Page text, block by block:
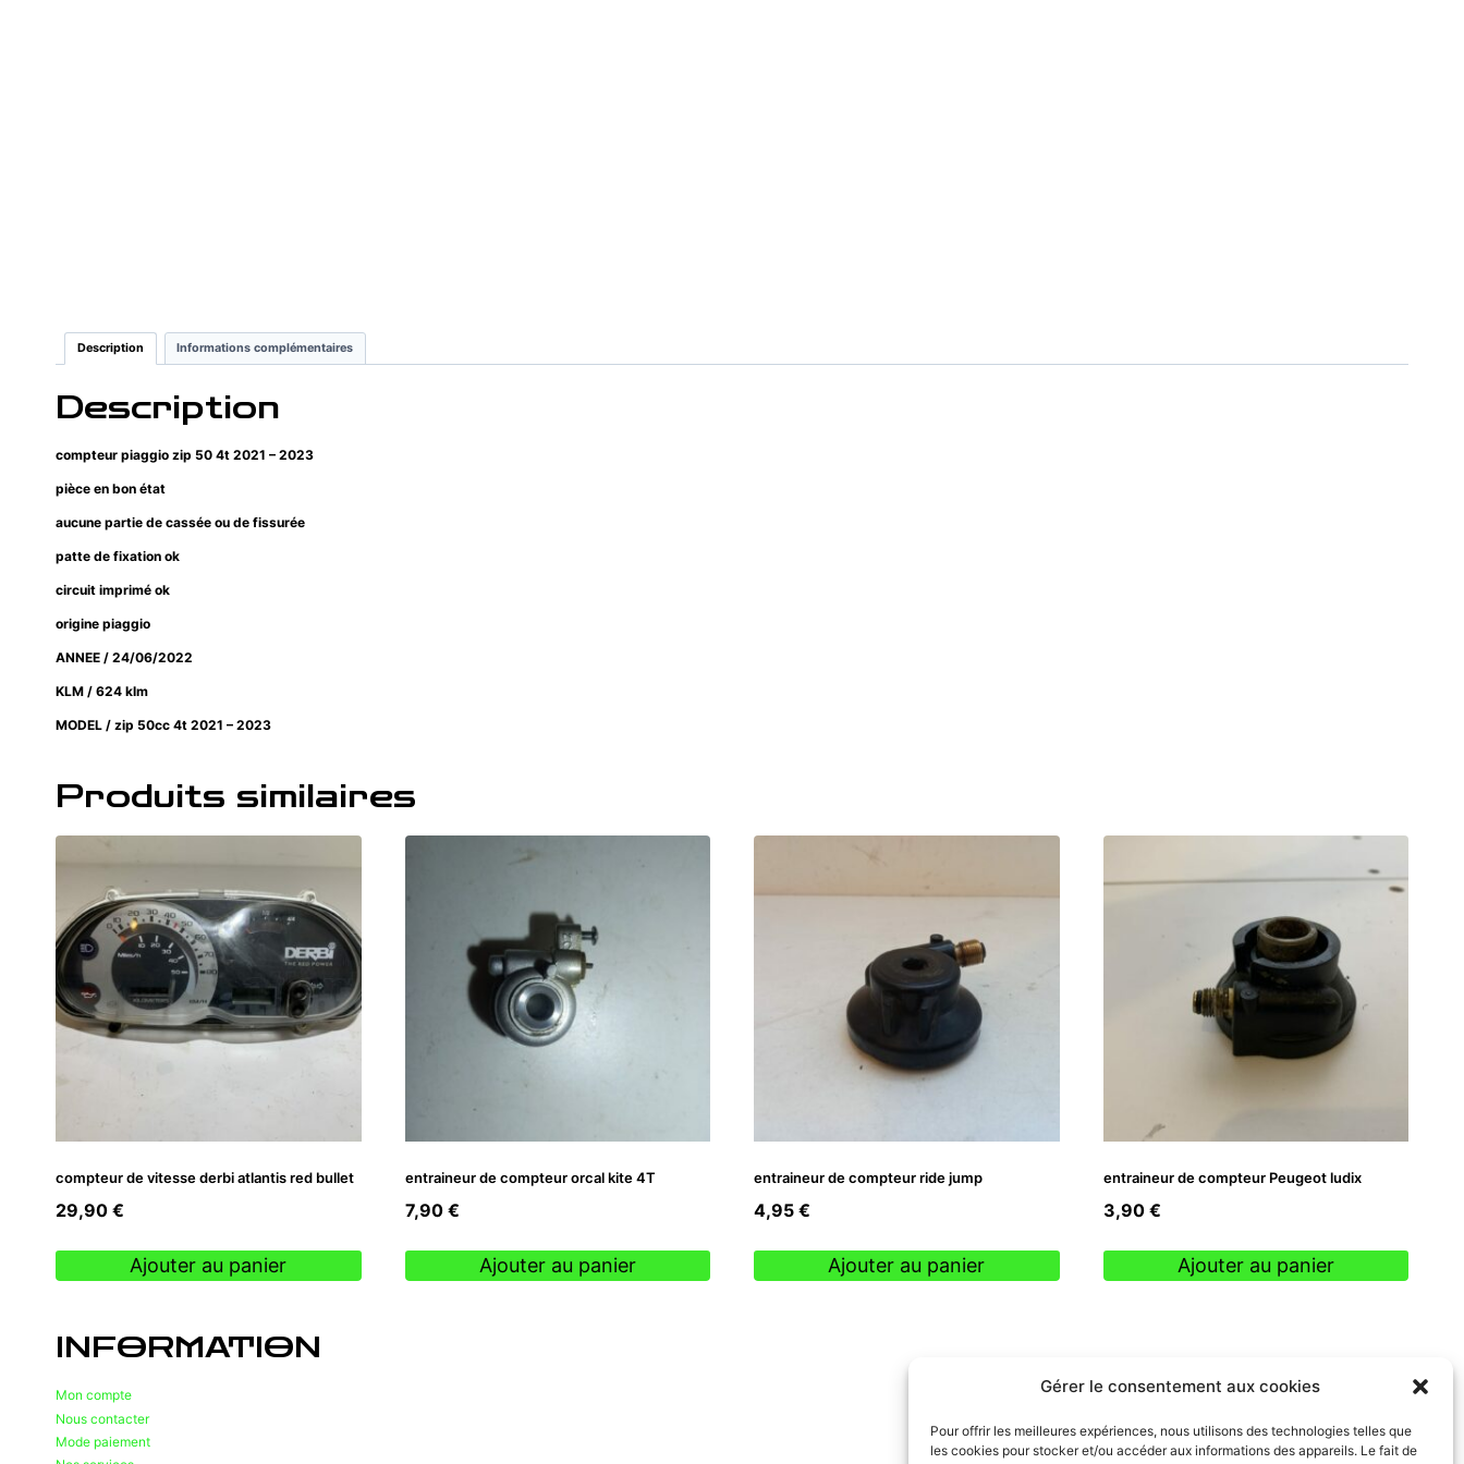
Gérer le consentement aux cookies
Pour offrir les meilleures expériences, nous utilisons des technologies telles que
les cookies pour stocker et/ou accéder aux informations des appareils. Le fait de
Description Informations complémentaires
Description
compteur piaggio zip 50 4t 2021 – 2023
pièce en bon état
aucune partie de cassée ou de fissurée
patte de fixation ok
circuit imprimé ok
origine piaggio
ANNEE / 24/06/2022
KLM / 624 klm
MODEL / zip 50cc 4t 2021 – 2023
Produits similaires
compteur de vitesse derbi atlantis red bullet
29,90 €
Ajouter au panier
entraineur de compteur orcal kite 4T
7,90 €
Ajouter au panier
entraineur de compteur ride jump
4,95 €
Ajouter au panier
entraineur de compteur Peugeot ludix
3,90 €
Ajouter au panier
INFORMATION
Mon compte
Nous contacter
Mode paiement